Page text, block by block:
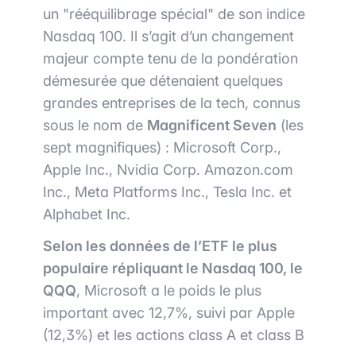
un "rééquilibrage spécial" de son indice
Nasdaq 100. Il s’agit d’un changement
majeur compte tenu de la pondération
démesurée que détenaient quelques
grandes entreprises de la tech, connus
sous le nom de Magnificent Seven (les
sept magnifiques) : Microsoft Corp.,
Apple Inc., Nvidia Corp. Amazon.com
Inc., Meta Platforms Inc., Tesla Inc. et
Alphabet Inc.
Selon les données de l’ETF le plus
populaire répliquant le Nasdaq 100, le
QQQ, Microsoft a le poids le plus
important avec 12,7%, suivi par Apple
(12,3%) et les actions class A et class B